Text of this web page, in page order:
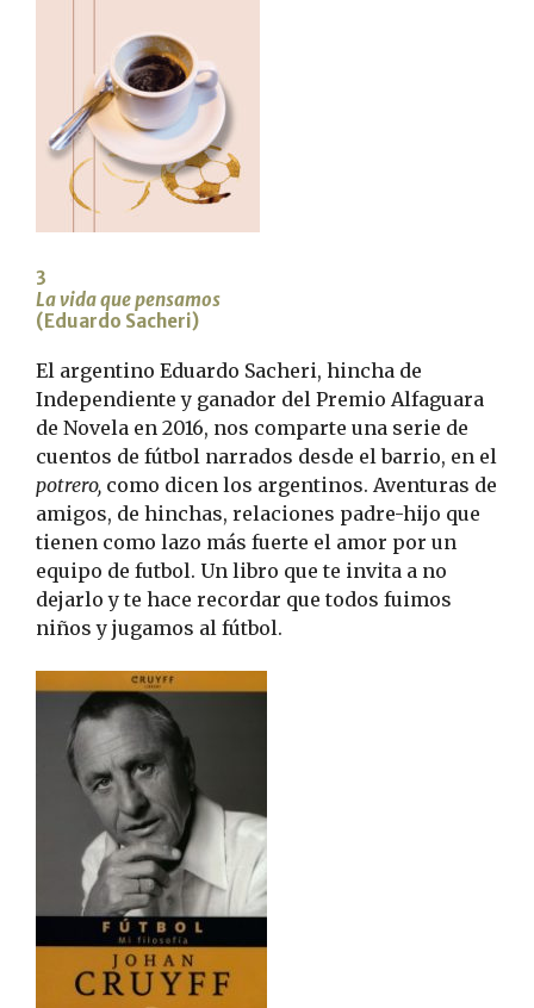
3
La vida que pensamos
(Eduardo Sacheri)
El argentino Eduardo Sacheri, hincha de
Independiente y ganador del Premio Alfaguara
de Novela en 2016, nos comparte una serie de
cuentos de fútbol narrados desde el barrio, en el
potrero, como dicen los argentinos. Aventuras de
amigos, de hinchas, relaciones padre-hijo que
tienen como lazo más fuerte el amor por un
equipo de futbol. Un libro que te invita a no
dejarlo y te hace recordar que todos fuimos
niños y jugamos al fútbol.